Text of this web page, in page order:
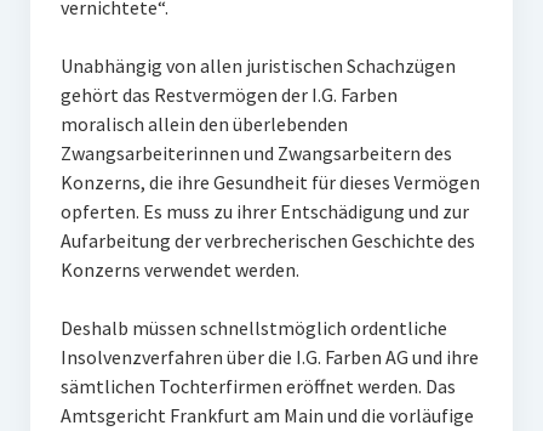
vernichtete“.
Unabhängig von allen juristischen Schachzügen
gehört das Restvermögen der I.G. Farben
moralisch allein den überlebenden
Zwangsarbeiterinnen und Zwangsarbeitern des
Konzerns, die ihre Gesundheit für dieses Vermögen
opferten. Es muss zu ihrer Entschädigung und zur
Aufarbeitung der verbrecherischen Geschichte des
Konzerns verwendet werden.
Deshalb müssen schnellstmöglich ordentliche
Insolvenzverfahren über die I.G. Farben AG und ihre
sämtlichen Tochterfirmen eröffnet werden. Das
Amtsgericht Frankfurt am Main und die vorläufige